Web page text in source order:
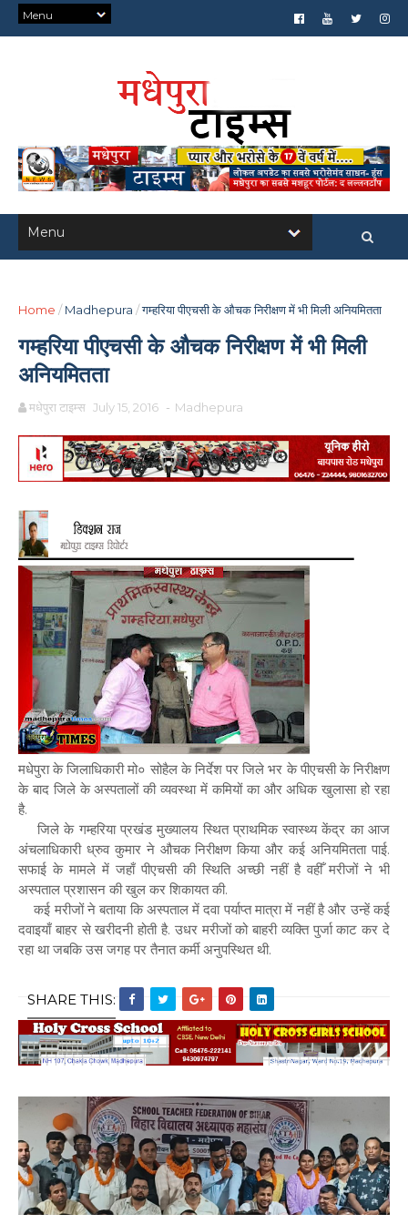
Home / Madhepura /गम्हरिया पीएचसी के औचक निरीक्षण में भी मिली अनियमितता
गम्हरिया पीएचसी के औचक निरीक्षण में भी मिली
अनियमितता
मधेपुरा टाइम्स July 15, 2016 - Madhepura
मधेपुरा के जिलाधिकारी मो० सोहैल के निर्देश पर जिले भर के पीएचसी के निरीक्षण
के बाद जिले के अस्पतालों की व्यवस्था में कमियों का और अधिक खुलासा हो रहा
है.
जिले के गम्हरिया प्रखंड मुख्यालय स्थित प्राथमिक स्वास्थ्य केंद्र का आज
अंचलाधिकारी ध्रुव कुमार ने औचक निरीक्षण किया और कई अनियमितता पाई.
सफाई के मामले में जहाँ पीएचसी की स्थिति अच्छी नहीं है वहीँ मरीजों ने भी
अस्पताल प्रशासन की खुल कर शिकायत की.
कई मरीजों ने बताया कि अस्पताल में दवा पर्याप्त मात्रा में नहीं है और उन्हें कई
दवाइयाँ बाहर से खरीदनी होती है. उधर मरीजों को बाहरी व्यक्ति पुर्जा काट कर दे
रहा था जबकि उस जगह पर तैनात कर्मी अनुपस्थित थी.
SHARE THIS: